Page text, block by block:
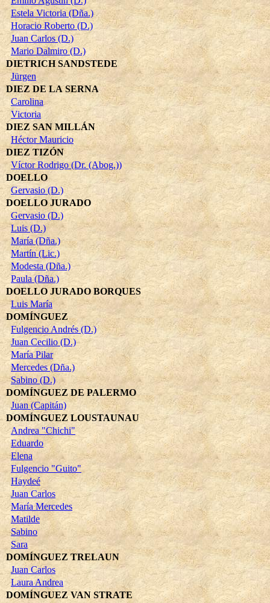
Estela Victoria (Dña.)
Horacio Roberto (D.)
Juan Carlos (D.)
Mario Dalmiro (D.)
DIETRICH SANDSTEDE
Jürgen
DIEZ DE LA SERNA
Carolina
Victoria
DIEZ SAN MILLÁN
Héctor Mauricio
DIEZ TIZÓN
Víctor Rodrigo (Dr. (Abog.))
DOELLO
Gervasio (D.)
DOELLO JURADO
Gervasio (D.)
Luis (D.)
María (Dña.)
Martín (Lic.)
Modesta (Dña.)
Paula (Dña.)
DOELLO JURADO BORQUES
Luis María
DOMÍNGUEZ
Fulgencio Andrés (D.)
Juan Cecilio (D.)
María Pilar
Mercedes (Dña.)
Sabino (D.)
DOMÍNGUEZ DE PALERMO
Juan (Capitán)
DOMÍNGUEZ LOUSTAUNAU
Andrea "Chichi"
Eduardo
Elena
Fulgencio "Guito"
Haydeé
Juan Carlos
María Mercedes
Matilde
Sabino
Sara
DOMÍNGUEZ TRELAUN
Juan Carlos
Laura Andrea
DOMÍNGUEZ VAN STRATE